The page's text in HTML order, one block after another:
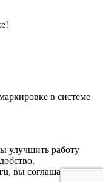
в системе
улучшить работу
, вы соглашаетесь на